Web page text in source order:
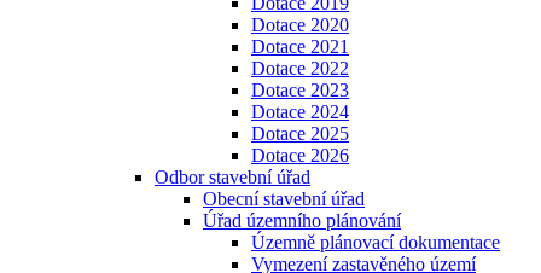
Dotace 2020
Dotace 2021
Dotace 2022
Dotace 2023
Dotace 2024
Dotace 2025
Dotace 2026
Odbor stavební úřad
Obecní stavební úřad
Úřad územního plánování
Územně plánovací dokumentace
Vymezení zastavěného území